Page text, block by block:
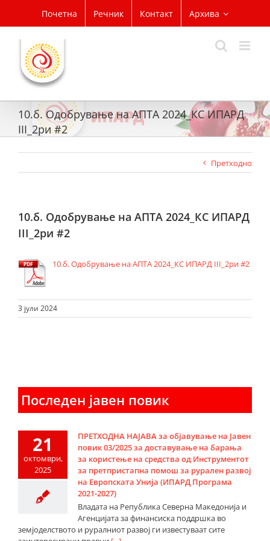
content
Почетна Речник Контакт Архива
10.б. Одобрување на АПТА 2024_КС ИПАРД
III_2ри #2
Претходно
10.б. Одобрување на АПТА 2024_КС ИПАРД
III_2ри #2
10.б. Одобрување на АПТА 2024_КС ИПАРД III_2ри #2
3 јули 2024
Последен јавен повик
21
октомври,
2025
ПРЕТХОДНА НАЈАВА за објавување на Јавен
повик 03/2025 за доставување на барања
за користење на средства од Инструментот
за претпристапна помош за рурален развој
на Европската Унија (ИПАРД Програма
2021-2027)
Владата на Република Северна Македонија и
Агенцијата за финансиска поддршка во
земјоделството и руралниот развој ги известуваат сите